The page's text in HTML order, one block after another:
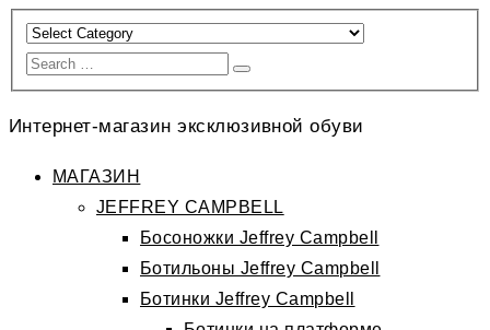
Интернет-магазин эксклюзивной обуви
МАГАЗИН
JEFFREY CAMPBELL
Босоножки Jeffrey Campbell
Ботильоны Jeffrey Campbell
Ботинки Jeffrey Campbell